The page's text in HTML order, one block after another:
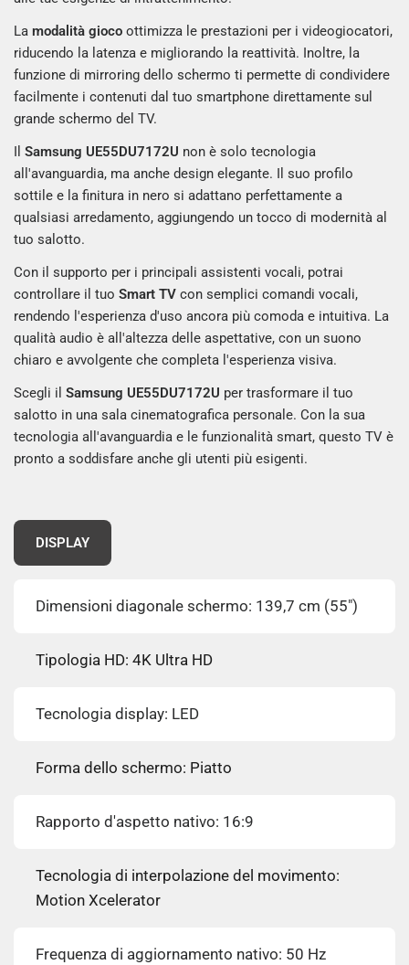
Lamodalità gioco ottimizza le prestazioni per i videogiocatori,
riducendo la latenza e migliorando la reattività. Inoltre, la
funzione di mirroring dello schermo ti permette di condividere
facilmente i contenuti dal tuo smartphone direttamente sul
grande schermo del TV.
IlSamsung UE55DU7172U non è solo tecnologia
all'avanguardia, ma anche design elegante. Il suo profilo
sottile e la finitura in nero si adattano perfettamente a
qualsiasi arredamento, aggiungendo un tocco di modernità al
tuo salotto.
Con il supporto per i principali assistenti vocali, potrai
controllare il tuoSmart TV con semplici comandi vocali,
rendendo l'esperienza d'uso ancora più comoda e intuitiva. La
qualità audio è all'altezza delle aspettative, con un suono
chiaro e avvolgente che completa l'esperienza visiva.
Scegli ilSamsung UE55DU7172U per trasformare il tuo
salotto in una sala cinematografica personale. Con la sua
tecnologia all'avanguardia e le funzionalità smart, questo TV è
pronto a soddisfare anche gli utenti più esigenti.
DISPLAY
Dimensioni diagonale schermo: 139,7 cm (55")
Tipologia HD: 4K Ultra HD
Tecnologia display: LED
Forma dello schermo: Piatto
Rapporto d'aspetto nativo: 16:9
Tecnologia di interpolazione del movimento:
Motion Xcelerator
Frequenza di aggiornamento nativo: 50 Hz